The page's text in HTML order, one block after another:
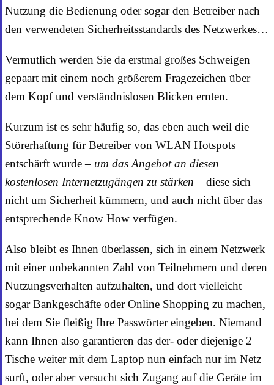
Nutzung die Bedienung oder sogar den Betreiber nach
den verwendeten Sicherheitsstandards des Netzwerkes…
Vermutlich werden Sie da erstmal großes Schweigen
gepaart mit einem noch größerem Fragezeichen über
dem Kopf und verständnislosen Blicken ernten.
Kurzum ist es sehr häufig so, das eben auch weil die
Störerhaftung für Betreiber von WLAN Hotspots
entschärft wurde– um das Angebot an diesen
kostenlosen Internetzugängen zu stärken – diese sich
nicht um Sicherheit kümmern, und auch nicht über das
entsprechende Know How verfügen.
Also bleibt es Ihnen überlassen, sich in einem Netzwerk
mit einer unbekannten Zahl von Teilnehmern und deren
Nutzungsverhalten aufzuhalten, und dort vielleicht
sogar Bankgeschäfte oder Online Shopping zu machen,
bei dem Sie fleißig Ihre Passwörter eingeben. Niemand
kann Ihnen also garantieren das der- oder diejenige 2
Tische weiter mit dem Laptop nun einfach nur im Netz
surft, oder aber versucht sich Zugang auf die Geräte im